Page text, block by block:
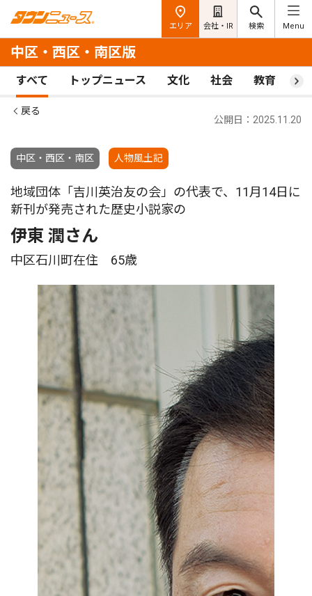
エリア 会社・IR 検索 Menu
中区・西区・南区版
すべて トップニュース 文化 社会 教育 ス
戻る
中区・西区・南区 人物風土記
公開日：2025.11.20
地域団体「吉川英治友の会」の代表で、11月14日に
新刊が発売された歴史小説家の
伊東 潤さん
中区石川町在住 65歳